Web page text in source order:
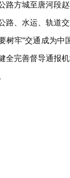
路方城至唐河段
路、水运、轨道
树牢“交通成为
全完善督导通报